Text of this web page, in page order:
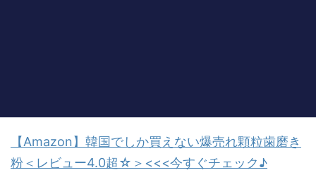
【Amazon】韓国でしか買えない爆売れ顆粒歯磨き
粉＜レビュー4.0超☆＞<<<今すぐチェック♪